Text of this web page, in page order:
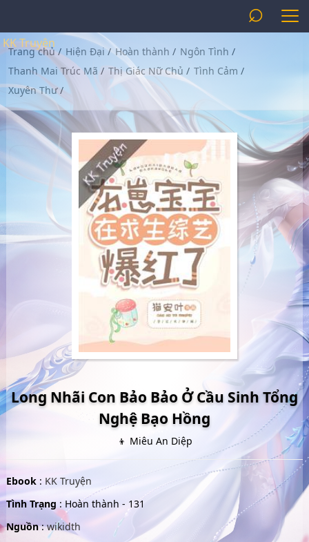
KK Truyện
⌕
Trang chủ/ Hiện Đại/ Hoàn thành / Ngôn Tình /
Thanh Mai Trúc Mã / Thị Giác Nữ Chủ / Tình Cảm /
Xuyên Thư/
Long Nhãi Con Bảo Bảo Ở Cầu Sinh Tổng
Nghệ Bạo Hồng
👦 Miêu An Diệp
Ebook : KK Truyện
Tình Trạng : Hoàn thành - 131
Nguồn:wikidth